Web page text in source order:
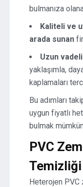
bulmanıza
Kaliteli ve
arada sunan
Uzun
yaklaşımla,
kaplamaları
Bu adımları
uygun fiyatlı
bulmak
PVC
Temizliği
Heterojen PVC